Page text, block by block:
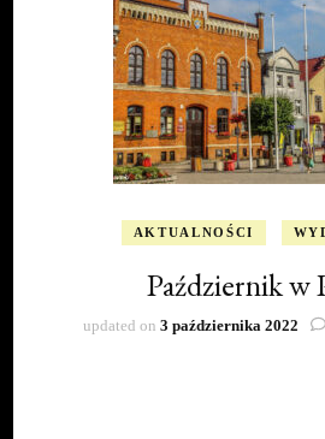
AKTUALNOŚCI
Październik w
updated on 3 października 2022